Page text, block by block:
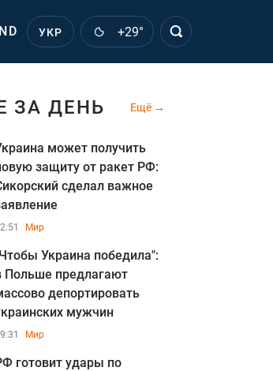
УКР +29°
ЗА ДЕНЬ Ещё
может получить
защиту от ракет РФ:
сделал важное
Мир
Украина победила":
Польше предлагают
депортировать
мужчин
Мир
готовит удары по